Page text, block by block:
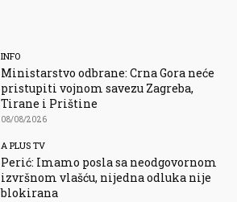
INFO
Ministarstvo odbrane: Crna Gora neće
pristupiti vojnom savezu Zagreba,
Tirane i Prištine
08/08/2026
A PLUS TV
Perić: Imamo posla sa neodgovornom
izvršnom vlašću, nijedna odluka nije
blokirana